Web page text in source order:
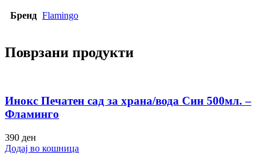
Бренд Flamingo
Поврзани продукти
Инокс Печатен сад за храна/вода Син 500мл. –
Фламинго
390 ден
Додај во кошница